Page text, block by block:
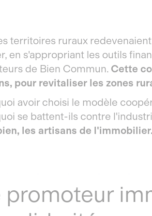
territoires ruraux
en s'appropriant les outils
de Bien Commun. Cette
pour revitaliser les zones
avoir choisi le modèle
se battent-ils contre
les artisans de
promoteur